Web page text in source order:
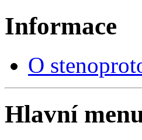
Informace
O
Hlavní